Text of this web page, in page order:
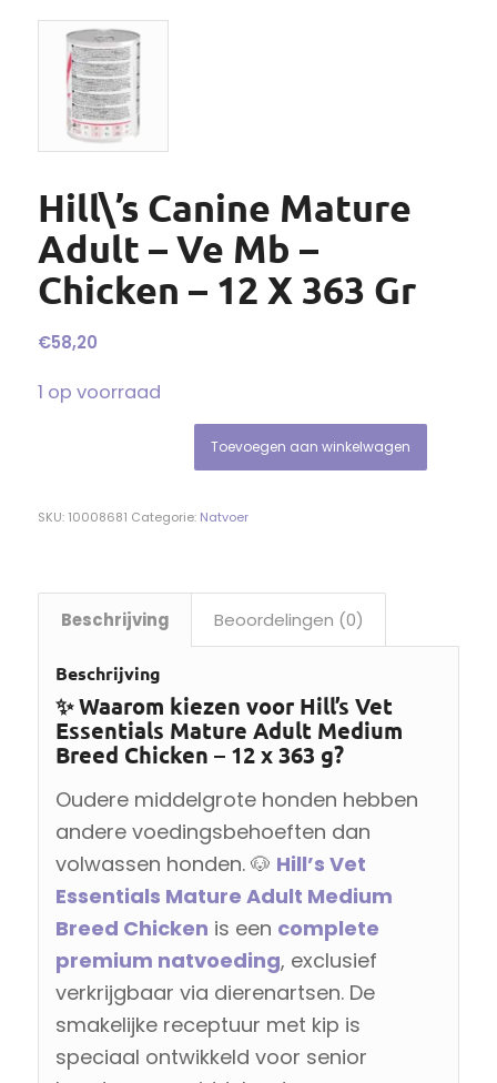
Hill\’s Canine Mature
Adult – Ve Mb –
Chicken – 12 X 363 Gr
€58,20
1 op voorraad
Toevoegen aan winkelwagen
SKU: 10008681 Categorie: Natvoer
Beschrijving Beoordelingen (0)
Beschrijving
✨ Waarom kiezen voor Hill’s Vet
Essentials Mature Adult Medium
Breed Chicken – 12 x 363 g?
Oudere middelgrote honden hebben
andere voedingsbehoeften dan
volwassen honden. 🐶 Hill’s Vet
Essentials Mature Adult Medium
Breed Chicken is een complete
premium natvoeding, exclusief
verkrijgbaar via dierenartsen. De
smakelijke receptuur met kip is
speciaal ontwikkeld voor senior